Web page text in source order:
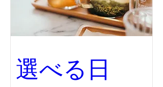
■講座内容 ：
〇自分の「不調」について気づいみよう！
〇ツボ・経絡について
〇自分のツボを探してみよう
■講 師：お山のリトリート うずまの ／ 代
表選べる日